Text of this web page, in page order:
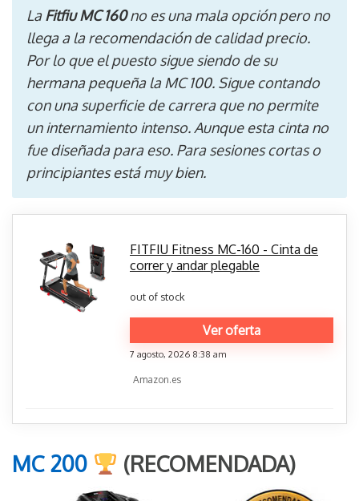
LaFitfiu MC 160no es una mala opción pero no
llega a la recomendación de calidad precio.
Por lo que el puesto sigue siendo de su
hermana pequeña la MC 100. Sigue contando
con una superficie de carrera que no permite
un internamiento intenso. Aunque esta cinta no
fue diseñada para eso. Para sesiones cortas o
principiantes está muy bien.
FITFIU Fitness MC-160 - Cinta de
correr y andar plegable
out of stock
Ver oferta
7 agosto, 2026 8:38 am
Amazon.es
MC 200 (RECOMENDADA)